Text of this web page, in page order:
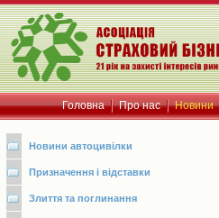
Головна Про нас Новини
Новини автоцивілки
Призначення і відставки
Злиття та поглинання